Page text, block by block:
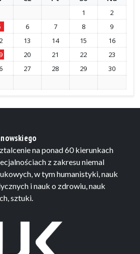
1
2
6 7 8
9
13 14 15
16
20 21 22
23
27 28 29
30
na ponad 60 kierunkach
z zakresu niemal
w tym humanistyki, nauk
i nauk o zdrowiu, nauk
sztuki.